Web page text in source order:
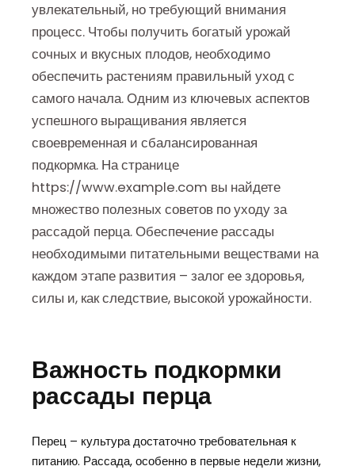
увлекательный, но требующий внимания
процесс. Чтобы получить богатый урожай
сочных и вкусных плодов, необходимо
обеспечить растениям правильный уход с
самого начала. Одним из ключевых аспектов
успешного выращивания является
своевременная и сбалансированная
подкормка. На странице
https://www.example.com вы найдете
множество полезных советов по уходу за
рассадой перца. Обеспечение рассады
необходимыми питательными веществами на
каждом этапе развития – залог ее здоровья,
силы и, как следствие, высокой урожайности.
Важность подкормки
рассады перца
Перец – культура достаточно требовательная к
питанию. Рассада, особенно в первые недели жизни,